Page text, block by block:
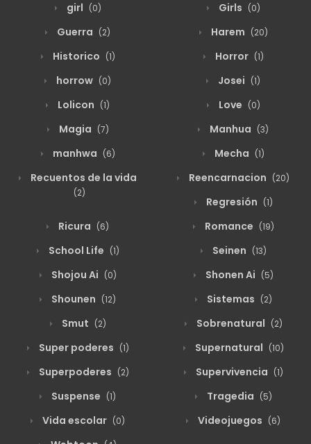
girl (0) Girls (0)
Guerra (2) Harem (20)
Historico (1) Horror (1)
horrow (0) Josei (1)
Lolicon (1) Love (0)
Magia (7) Manhua (3)
manhwa (6) Mecha (1)
Recuentos de la vida
(2)
Reencarnacion (20)
Regresión (1)
Ricura (6) Romance (19)
School Life (1) Seinen (13)
Shojou Ai (0) Shonen Ai (5)
Shounen (12) Sistemas (2)
Smut (2) Sobrenatural (2)
Super poderes (1) Supernatural (10)
Superpoderes (2) Supervivencia (1)
Suspense (1) Tragedia (5)
Vida escolar (0) Videojuegos (6)